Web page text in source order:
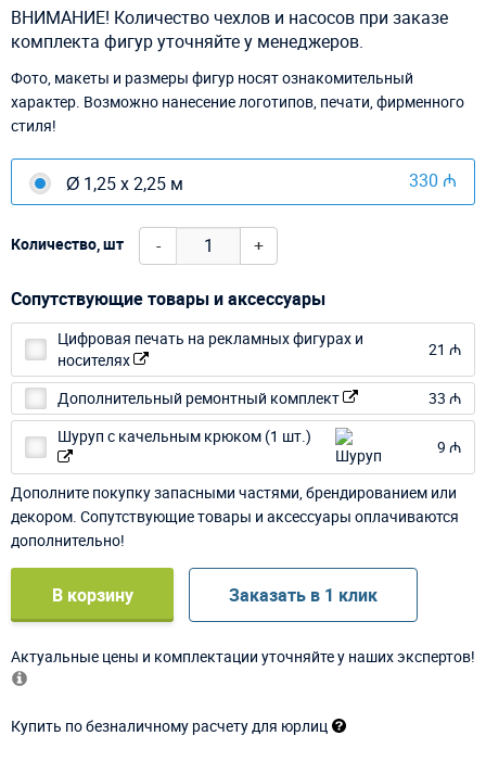
ВНИМАНИЕ! Количество чехлов и насосов при заказе
комплекта фигур уточняйте у менеджеров.
Фото, макеты и размеры фигур носят ознакомительный
характер. Возможно нанесение логотипов, печати, фирменного
стиля!
Ø 1,25 х 2,25 м 330 ₼
Количество, шт - +
Сопутствующие товары и аксессуары
Цифровая печать на рекламных фигурах и
носителях
21 ₼
Дополнительный ремонтный комплект
33 ₼
Шуруп с качельным крюком (1 шт.)
9 ₼
Дополните покупку запасными частями, брендированием или
декором. Сопутствующие товары и аксессуары оплачиваются
дополнительно!
В корзину Заказать в 1 клик
Актуальные цены и комплектации уточняйте у наших экспертов!
Купить по безналичному расчету для юрлиц